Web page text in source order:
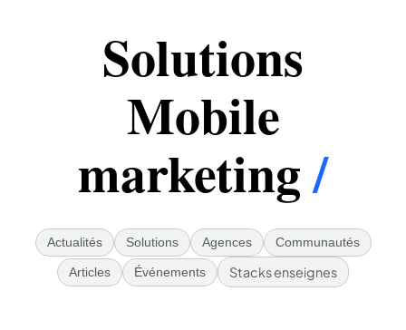
Solutions
Mobile
marketing/
Actualités Solutions Agences Communautés
Articles Événements Stacks enseignes